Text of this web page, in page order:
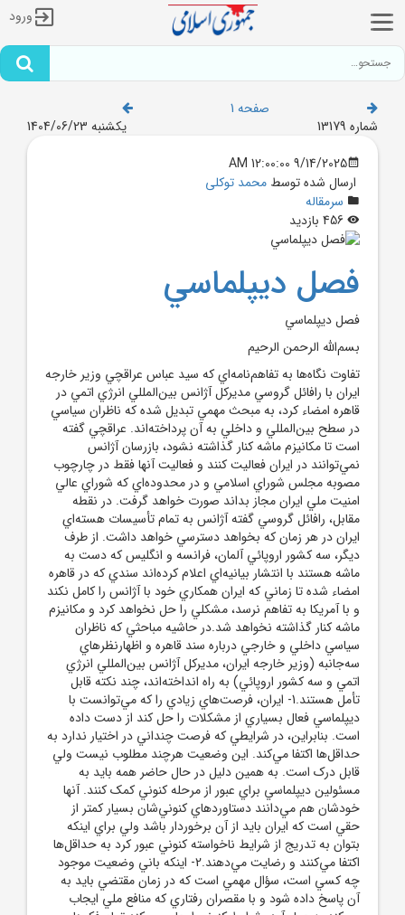
ورود
صفحه 1
شماره 13179
یکشنبه 1404/06/23
9/14/2025 12:00:00 AM
ارسال شده توسط محمد توکلی
سرمقاله
فصل ديپلماسي
فصل ديپلماسي
بسم‌الله الرحمن الرحيم
تفاوت نگاه‌ها به تفاهم‌نامه‌اي که سيد عباس عراقچي وزير خارجه
ايران با رافائل گروسي مديرکل آژانس بين‌المللي انرژي اتمي در
قاهره امضاء کرد، به مبحث مهمي تبديل شده که ناظران سياسي
در سطح بين‌المللي و داخلي به آن پرداخته‌اند. عراقچي گفته
است تا مکانيزم ماشه کنار گذاشته نشود، بازرسان آژانس
نمي‌توانند در ايران فعاليت کنند و فعاليت آنها فقط در چارچوب
مصوبه مجلس شوراي اسلامي و در محدوده‌اي که شوراي عالي
امنيت ملي ايران مجاز بداند صورت خواهد گرفت. در نقطه
مقابل، رافائل گروسي گفته آژانس به تمام تأسيسات هسته‌اي
ايران در هر زمان که بخواهد دسترسي خواهد داشت. از طرف
ديگر، سه کشور اروپائي آلمان، فرانسه و انگليس که دست به
ماشه هستند با انتشار بيانيه‌اي اعلام کرده‌اند سندي که در قاهره
امضاء شده تا زماني که ايران همکاري خود با آژانس را کامل نکند
و با آمريکا به تفاهم نرسد، مشکلي را حل نخواهد کرد و مکانيزم
ماشه کنار گذاشته نخواهد شد.در حاشيه مباحثي که ناظران
سياسي داخلي و خارجي درباره سند قاهره و اظهارنظرهاي
سه‌جانبه (وزير خارجه ايران، مديرکل آژانس بين‌المللي انرژي
اتمي و سه کشور اروپائي) به راه انداخته‌اند، چند نکته قابل
تأمل هستند.1- ايران، فرصت‌هاي زيادي را که مي‌توانست با
ديپلماسي فعال بسياري از مشکلات را حل کند از دست داده
است. بنابراين، در شرايطي که فرصت چنداني در اختيار ندارد به
حداقل‌ها اکتفا مي‌کند. اين وضعيت هرچند مطلوب نيست ولي
قابل درک است. به همين دليل در حال حاضر همه بايد به
مسئولين ديپلماسي براي عبور از مرحله کنوني کمک کنند. آنها
خودشان هم مي‌دانند دستاوردهاي کنوني‌شان بسيار کمتر از
حقي است که ايران بايد از آن برخوردار باشد ولي براي اينکه
بتوان به تدريج از شرايط ناخواسته کنوني عبور کرد به حداقل‌ها
اکتفا مي‌کنند و رضايت مي‌دهند.2- اينکه باني وضعيت موجود
چه کسي است، سؤال مهمي است که در زمان مقتضي بايد به
آن پاسخ داده شود و با مقصران رفتاري که منافع ملي ايجاب